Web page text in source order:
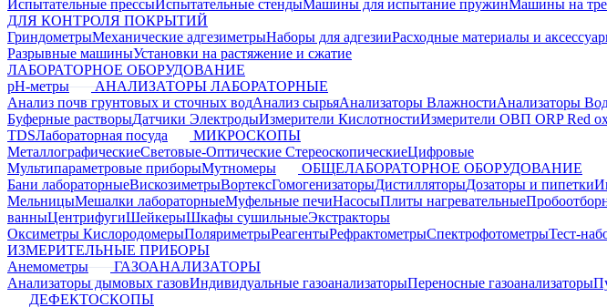
Испытательные прессыИспытательные стендыМашины для испытание пружинМашины на
ДЛЯ КОНТРОЛЯ ПОКРЫТИЙ
ГриндометрыМеханические адгезиметрыНаборы для адгезииРасходные материалы и
Разрывные машиныУстановки на растяжение и сжатие
ЛАБОРАТОРНОЕ ОБОРУДОВАНИЕ
pH-метры
АНАЛИЗАТОРЫ ЛАБОРАТОРНЫЕ
Анализ почв грунтовых и сточных водАнализ сырьяАнализаторы ВлажностиАнализаторы
Буферные растворыДатчики ЭлектродыИзмерители КислотностиИзмерители ОВП ORP Red
TDSЛабораторная посуда
МИКРОСКОПЫ
МеталлографическиеСветовые-ОптическиеСтереоскопическиеЦифровые
Мультипараметровые приборыМутномеры
ОБЩЕЛАБОРАТОРНОЕ ОБОРУДОВАНИЕ
Бани лабораторныеВискозиметрыВортексГомогенизаторыДистилляторыДозаторы и пипетки
МельницыМешалки лабораторныеМуфельные печиНасосыПлиты нагревательные
ванныЦентрифугиШейкерыШкафы сушильныеЭкстракторы
Оксиметры КислородомерыПоляриметрыРеагентыРефрактометрыСпектрофотометрыТест-
ИЗМЕРИТЕЛЬНЫЕ ПРИБОРЫ
Анемометры
ГАЗОАНАЛИЗАТОРЫ
Анализаторы дымовых газовИндивидуальные газоанализаторыПереносные газоанализаторы
ДЕФЕКТОСКОПЫ